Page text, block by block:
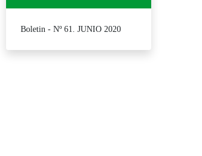
Boletin - Nº 61. JUNIO 2020